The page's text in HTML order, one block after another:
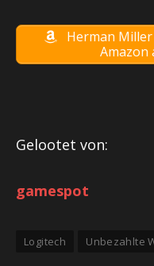
Herman
Amazon
Gelootet von:
gamespot
Logitech Unbezahlte